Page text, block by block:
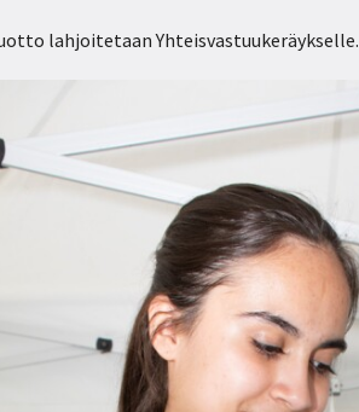
lahjoitetaan Yhteisvastuukeräykselle.